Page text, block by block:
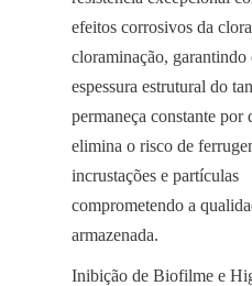
efeitos corrosivos da
cloraminação, garantindo
espessura estrutural do
permaneça constante por
elimina o risco de
incrustações e partículas
comprometendo a
armazenada.
Inibição de Biofilme e